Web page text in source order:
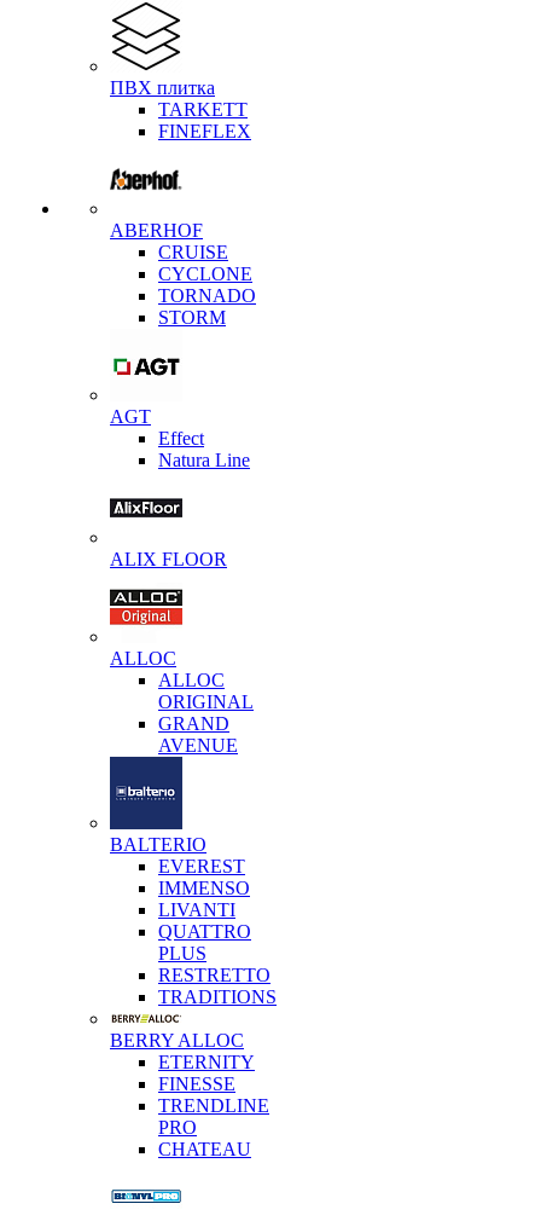
ПВХ плитка
TARKETT
FINEFLEX
ABERHOF
CRUISE
CYCLONE
TORNADO
STORM
AGT
Effect
Natura Line
ALIX FLOOR
ALLOC
ALLOC
ORIGINAL
GRAND
AVENUE
BALTERIO
EVEREST
IMMENSO
LIVANTI
QUATTRO
PLUS
RESTRETTO
TRADITIONS
BERRY ALLOC
ETERNITY
FINESSE
TRENDLINE
PRO
CHATEAU